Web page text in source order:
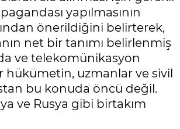
yapılmasının
önerildiğini belirterek,
net bir tanımı belirlenmiş
ve telekomünikasyon
hükümetin, uzmanlar ve sivil
bu konuda öncü değil.
ve Rusya gibi birtakım